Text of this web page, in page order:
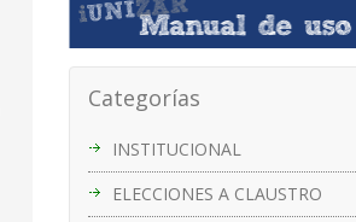
Categorías
INSTITUCIONAL
ELECCIONES A CLAUSTRO